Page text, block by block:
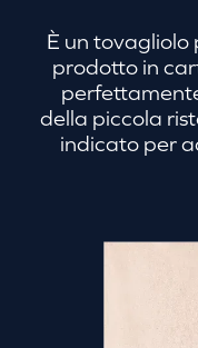
È un tovagliolo
prodotto in
della piccola
indicato per